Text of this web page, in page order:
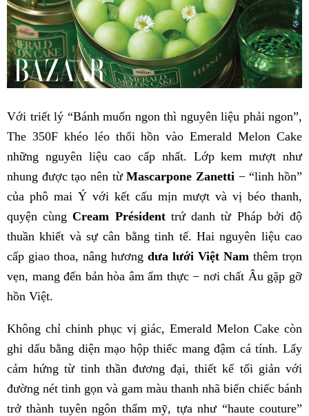
Với triết lý “Bánh muốn ngon thì nguyên liệu phải ngon”,
The 350F khéo léo thổi hồn vào Emerald Melon Cake
những nguyên liệu cao cấp nhất. Lớp kem mượt như
nhung được tạo nên từMascarpone Zanetti − “linh hồn”
của phô mai Ý với kết cấu mịn mượt và vị béo thanh,
quyện cùngCream Présidenttrứ danh từ Pháp bởi độ
thuần khiết và sự cân bằng tinh tế. Hai nguyên liệu cao
cấp giao thoa, nâng hương dưa lưới Việt Nam thêm trọn
vẹn, mang đến bản hòa âm ẩm thực − nơi chất Âu gặp gỡ
hồn Việt.
Không chỉ chinh phục vị giác, Emerald Melon Cake còn
ghi dấu bằng diện mạo hộp thiếc mang đậm cá tính. Lấy
cảm hứng từ tinh thần đương đại, thiết kế tối giản với
đường nét tinh gọn và gam màu thanh nhã biến chiếc bánh
trở thành tuyên ngôn thẩm mỹ, tựa như “haute couture”